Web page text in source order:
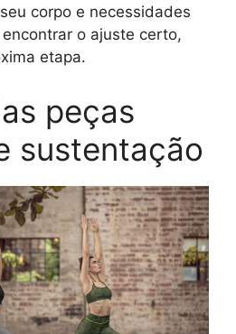
corpo e necessidades
o ajuste certo,
etapa.
peças
sustentação